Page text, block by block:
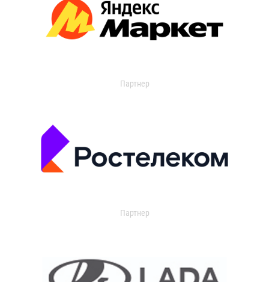
Партнер
Партнер